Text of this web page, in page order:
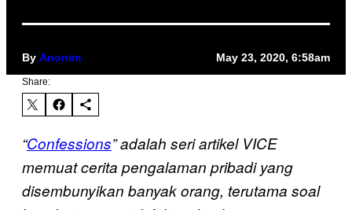
By Anonim May 23, 2020, 6:58am
Share:
“Confessions” adalah seri artikel VICE
memuat cerita pengalaman pribadi yang
disembunyikan banyak orang, terutama soal